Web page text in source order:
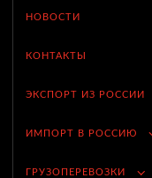
НОВОСТИ
КОНТАКТЫ
ЭКСПОРТ ИЗ РОССИИ
ИМПОРТ В РОССИЮ
ГРУЗОПЕРЕВОЗКИ